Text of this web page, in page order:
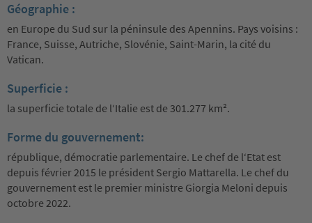
Géographie :
en Europe du Sud sur la péninsule des Apennins. Pays voisins :
France, Suisse, Autriche, Slovénie, Saint-Marin, la cité du
Vatican.
Superficie :
la superficie totale de l‘Italie est de 301.277 km².
Forme du gouvernement:
république, démocratie parlementaire. Le chef de l‘Etat est
depuis février 2015 le président Sergio Mattarella. Le chef du
gouvernement est le premier ministre Giorgia Meloni depuis
octobre 2022.